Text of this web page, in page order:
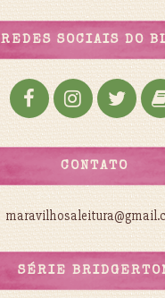
REDES SOCIAIS DO
CONTATO
SÉRIE